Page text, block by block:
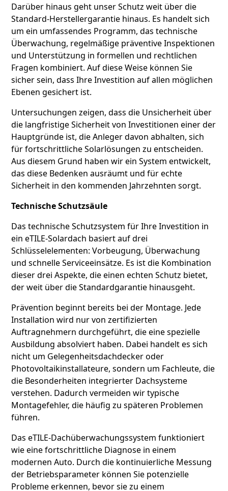
Darüber hinaus geht unser Schutz weit über die
Standard-Herstellergarantie hinaus. Es handelt sich
um ein umfassendes Programm, das technische
Überwachung, regelmäßige präventive Inspektionen
und Unterstützung in formellen und rechtlichen
Fragen kombiniert. Auf diese Weise können Sie
sicher sein, dass Ihre Investition auf allen möglichen
Ebenen gesichert ist.
Untersuchungen zeigen, dass die Unsicherheit über
die langfristige Sicherheit von Investitionen einer der
Hauptgründe ist, die Anleger davon abhalten, sich
für fortschrittliche Solarlösungen zu entscheiden.
Aus diesem Grund haben wir ein System entwickelt,
das diese Bedenken ausräumt und für echte
Sicherheit in den kommenden Jahrzehnten sorgt.
Technische Schutzsäule
Das technische Schutzsystem für Ihre Investition in
ein eTILE-Solardach basiert auf drei
Schlüsselelementen: Vorbeugung, Überwachung
und schnelle Serviceeinsätze. Es ist die Kombination
dieser drei Aspekte, die einen echten Schutz bietet,
der weit über die Standardgarantie hinausgeht.
Prävention beginnt bereits bei der Montage. Jede
Installation wird nur von zertifizierten
Auftragnehmern durchgeführt, die eine spezielle
Ausbildung absolviert haben. Dabei handelt es sich
nicht um Gelegenheitsdachdecker oder
Photovoltaikinstallateure, sondern um Fachleute, die
die Besonderheiten integrierter Dachsysteme
verstehen. Dadurch vermeiden wir typische
Montagefehler, die häufig zu späteren Problemen
führen.
Das eTILE-Dachüberwachungssystem funktioniert
wie eine fortschrittliche Diagnose in einem
modernen Auto. Durch die kontinuierliche Messung
der Betriebsparameter können Sie potenzielle
Probleme erkennen, bevor sie zu einem